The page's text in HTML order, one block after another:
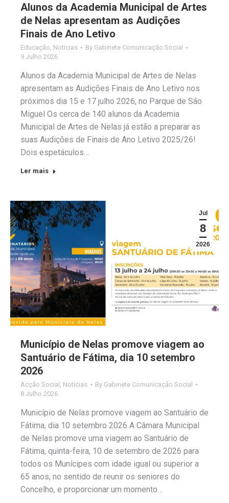
Alunos da Academia Municipal de Artes
de Nelas apresentam as Audições
Finais de Ano Letivo
Educação Notícias By Gabinete Comunicação Social
9 Julho 2026
Alunos da Academia Municipal de Artes de Nelas
apresentam as Audições Finais de Ano Letivo nos
próximos dia 15 e 17 julho 2026, no Parque de São
Miguel Os cerca de 140 alunos da Academia
Municipal de Artes de Nelas já estão a preparar as
suas Audições de Finais de Ano Letivo 2025/26!
Dois espetáculos…
Ler mais
Jul
8
2026
Município de Nelas promove viagem ao
Santuário de Fátima, dia 10 setembro
2026
Acção Social Notícias By Gabinete Comunicação Social
8 Julho 2026
Município de Nelas promove viagem ao Santuário de
Fátima, dia 10 setembro 2026 A Câmara Municipal
de Nelas promove uma viagem ao Santuário de
Fátima, quinta-feira, 10 de setembro de 2026 para
todos os Munícipes com idade igual ou superior a
65 anos, no sentido de reunir os seniores do
Concelho, e proporcionar um momento…